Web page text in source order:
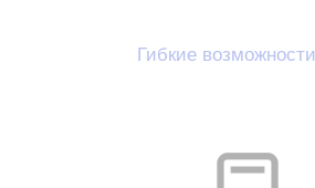
Гибкие возможности